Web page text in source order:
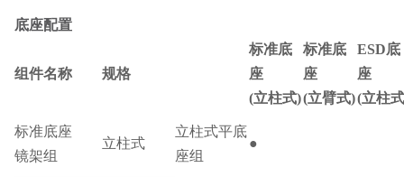
底座配置
组件名称 规格
标准底
座
(立柱式)
标准底
座
(立臂式)
ESD底
座
(立柱
标准底座
镜架组
立柱式
立柱式平底
座组
●